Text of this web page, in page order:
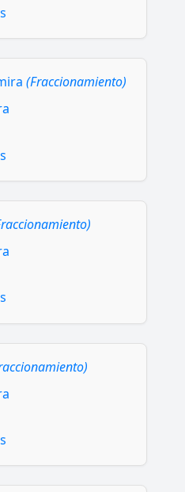
(Fraccionamiento)